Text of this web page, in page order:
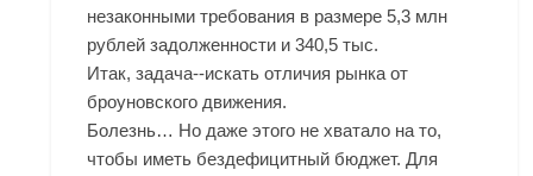
незаконными требования в размере 5,3 млн
рублей задолженности и 340,5 тыс.
Итак, задача--искать отличия рынка от
броуновского движения.
Болезнь… Но даже этого не хватало на то,
чтобы иметь бездефицитный бюджет. Для